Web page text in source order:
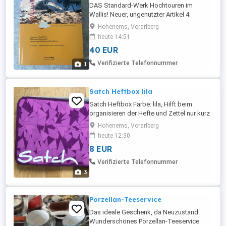
1
DAS Standard-Werk Hochtouren im
Wallis! Neuer, ungenutzter Artikel 4.
Auflage, 2020
Hohenems, Vorarlberg
heute 14:51
40 EUR
Verifizierte Telefonnummer
3
Satch Heftbox lila
Satch Heftbox Farbe: lila, Hilft beim
organisieren der Hefte und Zettel nur kurz
in Verwendung, daher sehr guter Zustand,
neuwertig! siehe Bilder VHB: 8 Euro
Hohenems, Vorarlberg
heute 12:30
8 EUR
Verifizierte Telefonnummer
Porzellan-Teeservice
Das ideale Geschenk, da Neuzustand.
Wunderschönes Porzellan-Teeservice